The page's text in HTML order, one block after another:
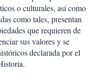
o culturales, así como
como tales, presentan
que requieren de
sus valores y se
declarada por el